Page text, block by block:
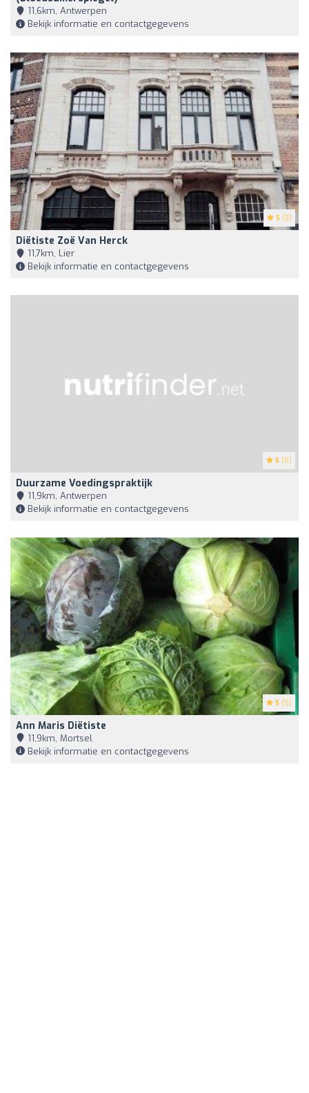
11,6km, Antwerpen
Bekijk informatie en contactgegevens
5 (3)
Diëtiste Zoë Van Herck
11,7km, Lier
Bekijk informatie en contactgegevens
5 (5)
Duurzame Voedingspraktijk
11,9km, Antwerpen
Bekijk informatie en contactgegevens
5 (5)
Ann Maris Diëtiste
11,9km, Mortsel
Bekijk informatie en contactgegevens